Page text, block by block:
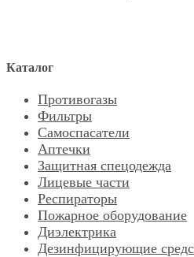
Каталог
Противогазы
Фильтры
Самоспасатели
Аптечки
Защитная спецодежда
Лицевые части
Респираторы
Пожарное оборудование
Диэлектрика
Дезинфицирующие